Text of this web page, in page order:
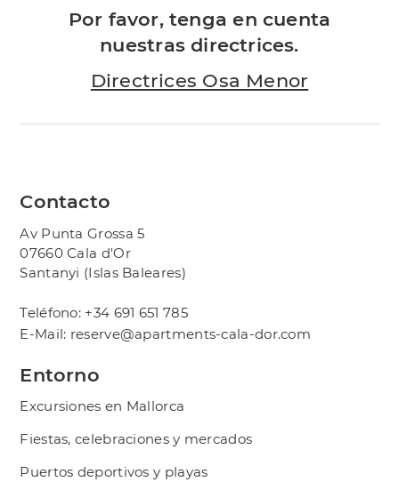
Por favor, tenga en cuenta
nuestras directrices.
Directrices Osa Menor
Contacto
Av Punta Grossa 5
07660 Cala d'Or
Santanyi (Islas Baleares)
Teléfono: +34 691 651 785
E-Mail: reserve@apartments-cala-dor.com
Entorno
Excursiones en Mallorca
Fiestas, celebraciones y mercados
Puertos deportivos y playas